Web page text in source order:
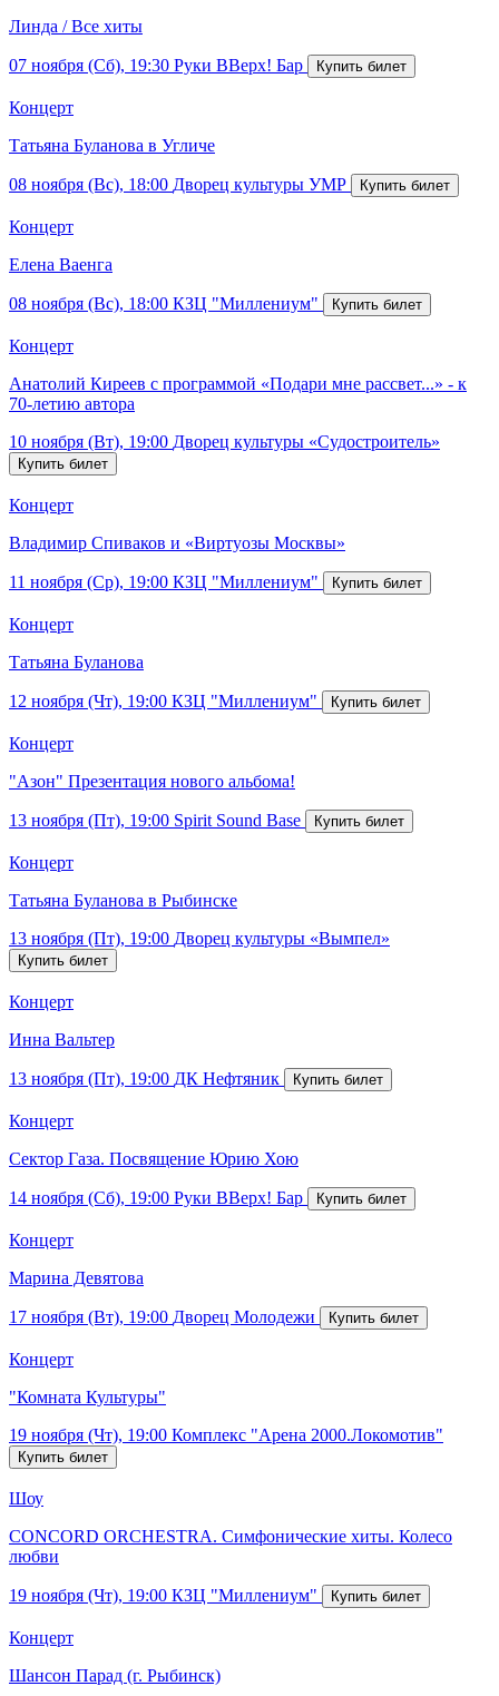
Линда / Все хиты
07 ноября (Сб), 19:30 Руки ВВерх! Бар
Концерт
Татьяна Буланова в Угличе
08 ноября (Вс), 18:00 Дворец культуры УМР
Концерт
Елена Ваенга
08 ноября (Вс), 18:00 КЗЦ "Миллениум"
Концерт
Анатолий Киреев с программой «Подари мне рассвет...» - к
70-летию автора
10 ноября (Вт), 19:00 Дворец культуры «Судостроитель»
Концерт
Владимир Спиваков и «Виртуозы Москвы»
11 ноября (Ср), 19:00 КЗЦ "Миллениум"
Концерт
Татьяна Буланова
12 ноября (Чт), 19:00 КЗЦ "Миллениум"
Концерт
"Азон" Презентация нового альбома!
13 ноября (Пт), 19:00 Spirit Sound Base
Концерт
Татьяна Буланова в Рыбинске
13 ноября (Пт), 19:00 Дворец культуры «Вымпел»
Концерт
Инна Вальтер
13 ноября (Пт), 19:00 ДК Нефтяник
Концерт
Сектор Газа. Посвящение Юрию Хою
14 ноября (Сб), 19:00 Руки ВВерх! Бар
Концерт
Марина Девятова
17 ноября (Вт), 19:00 Дворец Молодежи
Концерт
"Комната Культуры"
19 ноября (Чт), 19:00 Комплекс "Арена 2000.Локомотив"
Шоу
CONCORD ORCHESTRA. Симфонические хиты. Колесо
любви
19 ноября (Чт), 19:00 КЗЦ "Миллениум"
Концерт
Шансон Парад (г. Рыбинск)